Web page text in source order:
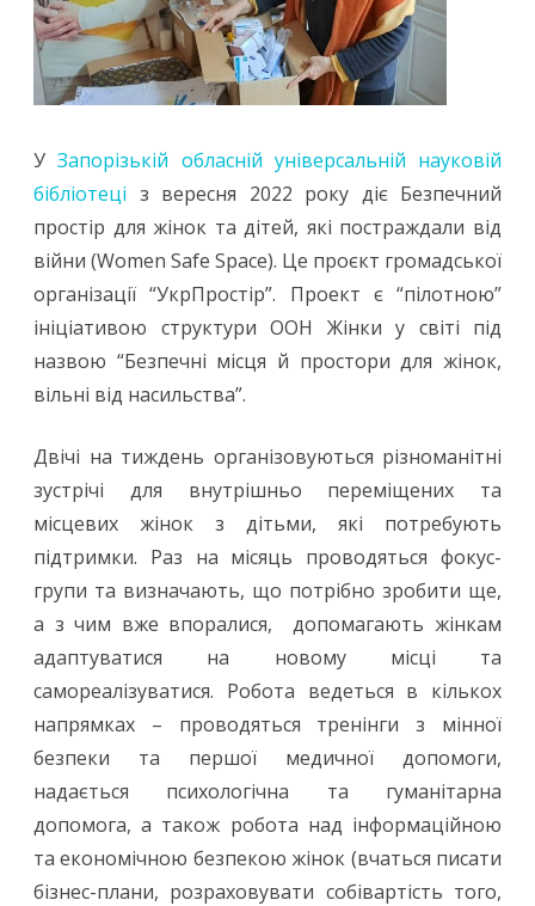
УЗапорізькій обласній універсальній науковій
бібліотеці з вересня 2022 року діє Безпечний
простір для жінок та дітей, які постраждали від
війни (Women Safe Space). Це проєкт громадської
організації “УкрПростір”. Проект є “пілотною”
ініціативою структури ООН Жінки у світі під
назвою “Безпечні місця й простори для жінок,
вільні від насильства”.
Двічі на тиждень організовуються різноманітні
зустрічі для внутрішньо переміщених та
місцевих жінок з дітьми, які потребують
підтримки. Раз на місяць проводяться фокус-
групи та визначають, що потрібно зробити ще,
а з чим вже впоралися, допомагають жінкам
адаптуватися на новому місці та
самореалізуватися. Робота ведеться в кількох
напрямках – проводяться тренінги з мінної
безпеки та першої медичної допомоги,
надається психологічна та гуманітарна
допомога, а також робота над інформаційною
та економічною безпекою жінок (вчаться писати
бізнес-плани, розраховувати собівартість того,